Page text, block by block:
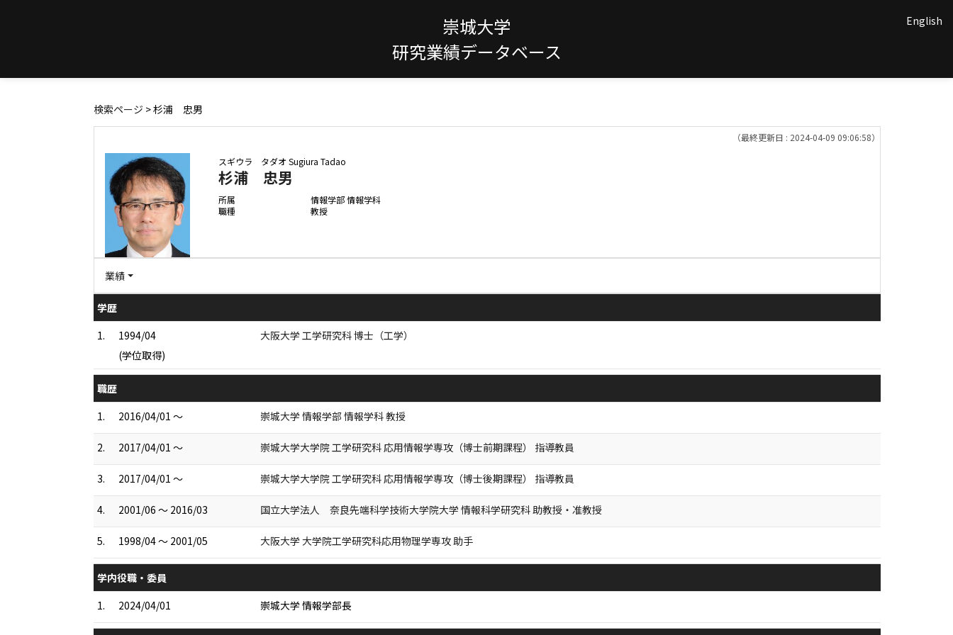
崇城大学
研究業績データベース
English
検索ページ > 杉浦 忠男
（最終更新日 : 2024-04-09 09:06:58）
スギウラ タダオSugiura Tadao
杉浦 忠男
所属
情報学部 情報学科
職種
教授
業績
学歴
1.
1994/04
(学位取得)
大阪大学 工学研究科 博士（工学）
職歴
1.
2016/04/01 ～ 崇城大学 情報学部 情報学科 教授
2. 2017/04/01 ～ 崇城大学大学院 工学研究科 応用情報学専攻（博士前期課程） 指導教員
3. 2017/04/01 ～ 崇城大学大学院 工学研究科 応用情報学専攻（博士後期課程） 指導教員
4. 2001/06 ～ 2016/03 国立大学法人 奈良先端科学技術大学院大学 情報科学研究科 助教授・准教授
5. 1998/04 ～ 2001/05 大阪大学 大学院工学研究科応用物理学専攻 助手
学内役職・委員
1.
2024/04/01 崇城大学 情報学部長